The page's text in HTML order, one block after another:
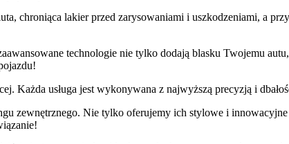
chroniąca lakier przed zarysowaniami i uszkodzeniami, a
technologie nie tylko dodają blasku Twojemu
usługa jest wykonywana z najwyższą precyzją i
zewnętrznego. Nie tylko oferujemy ich stylowe i